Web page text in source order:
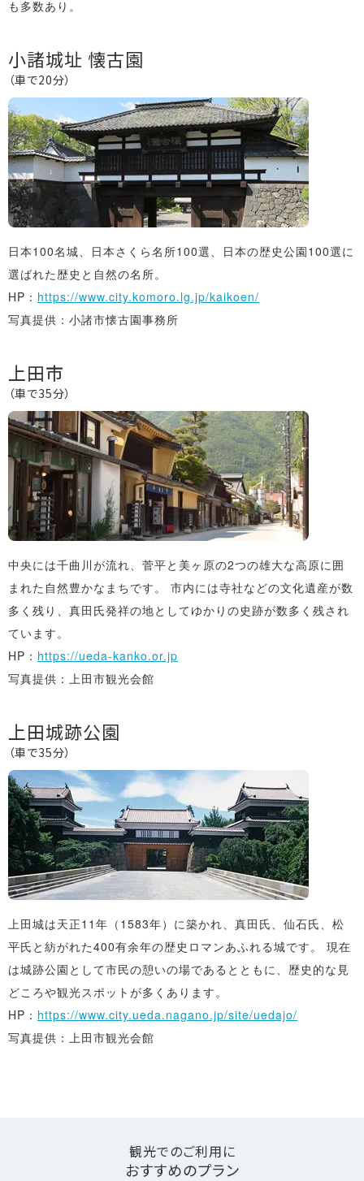
も多数あり。
小諸城址 懐古園
（車で20分）
日本100名城、日本さくら名所100選、日本の歴史公園100選に
選ばれた歴史と自然の名所。
HP： https://www.city.komoro.lg.jp/kaikoen/
写真提供：小諸市懐古園事務所
上田市
（車で35分）
中央には千曲川が流れ、菅平と美ヶ原の2つの雄大な高原に囲
まれた自然豊かなまちです。 市内には寺社などの文化遺産が数
多く残り、真田氏発祥の地としてゆかりの史跡が数多く残され
ています。
HP： https://ueda-kanko.or.jp
写真提供：上田市観光会館
上田城跡公園
（車で35分）
上田城は天正11年（1583年）に築かれ、真田氏、仙石氏、松
平氏と紡がれた400有余年の歴史ロマンあふれる城です。 現在
は城跡公園として市民の憩いの場であるとともに、歴史的な見
どころや観光スポットが多くあります。
HP： https://www.city.ueda.nagano.jp/site/uedajo/
写真提供：上田市観光会館
観光でのご利用に
おすすめのプラン